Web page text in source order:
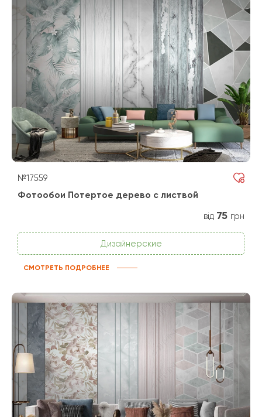
№17559
Фотообои Потертое дерево с листвой
від 75 грн
Дизайнерские
СМОТРЕТЬ ПОДРОБНЕЕ